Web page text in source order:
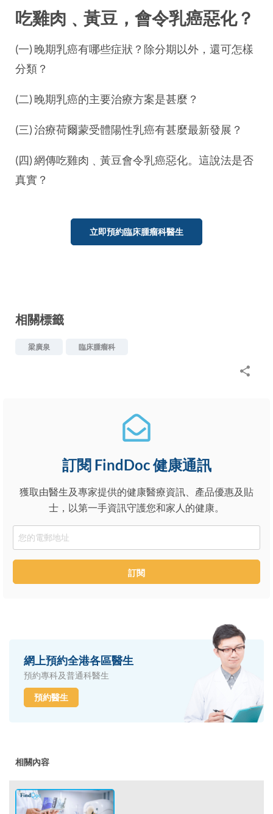
吃雞肉﹑黃豆，會令乳癌惡化？
(一) 晚期乳癌有哪些症狀？除分期以外，還可怎樣
分類？
(二) 晚期乳癌的主要治療方案是甚麼？
(三) 治療荷爾蒙受體陽性乳癌有甚麼最新發展？
(四) 網傳吃雞肉﹑黃豆會令乳癌惡化。這說法是否
真實？
立即預約臨床腫瘤科醫生
相關標籤
梁廣泉 臨床腫瘤科
訂閱 FindDoc 健康通訊
獲取由醫生及專家提供的健康醫療資訊、產品優惠及貼
士，以第一手資訊守護您和家人的健康。
Email
訂閱
網上預約全港各區醫生
預約專科及普通科醫生
預約醫生
相關內容